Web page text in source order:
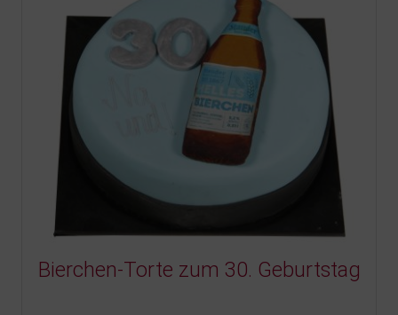
Bierchen-Torte zum 30. Geburtstag